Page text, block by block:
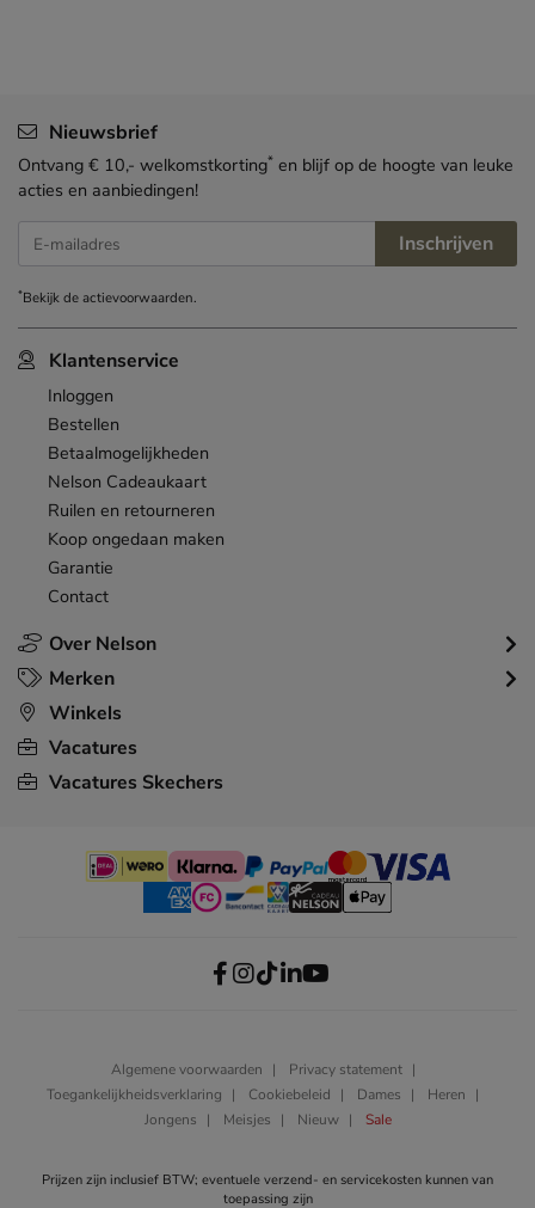
Over Nelson
Klantenservice
Inloggen
Bestellen
Betaalmogelijkheden
Nelson Cadeaukaart
Ruilen en retourneren
Koop ongedaan maken
Garantie
Contact
Merken
Winkels
Vacatures
Vacatures Skechers
Nieuwsbrief
Ontvang € 10,- welkomstkorting* en blijf op de hoogte van leuke
acties en aanbiedingen!
E-mailadres Inschrijven
*Bekijk deactievoorwaarden.
Algemene voorwaarden
Privacy statement
Toegankelijkheidsverklaring
Cookiebeleid Dames
Heren
Jongens
Meisjes Nieuw Sale
Prijzen zijn inclusief BTW; eventuele verzend- en servicekosten kunnen van
toepassing zijn